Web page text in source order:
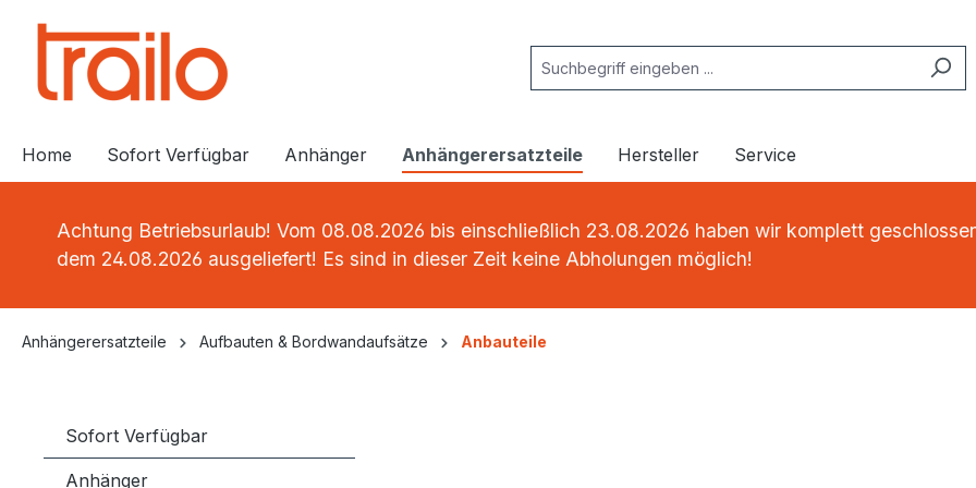
Home Sofort Verfügbar Anhänger Anhängerersatzteile Hersteller Service
Achtung Betriebsurlaub! Vom 08.08.2026 bis einschließlich 23.08.2026 haben wir komplett
dem 24.08.2026 ausgeliefert! Es sind in dieser Zeit keine Abholungen möglich!
Anhängerersatzteile Aufbauten & Bordwandaufsätze Anbauteile
Sofort Verfügbar
Anhänger